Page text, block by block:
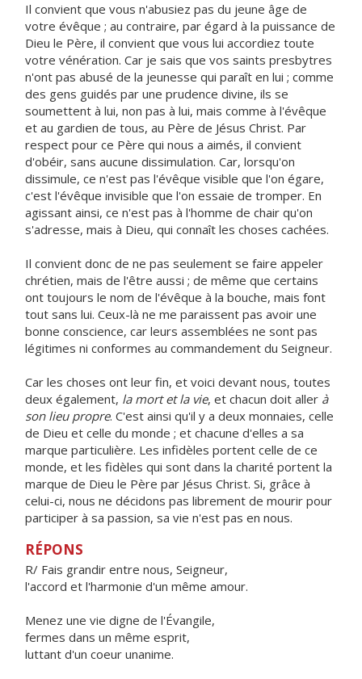
Il convient que vous n'abusiez pas du jeune âge de
votre évêque ; au contraire, par égard à la puissance de
Dieu le Père, il convient que vous lui accordiez toute
votre vénération. Car je sais que vos saints presbytres
n'ont pas abusé de la jeunesse qui paraît en lui ; comme
des gens guidés par une prudence divine, ils se
soumettent à lui, non pas à lui, mais comme à l'évêque
et au gardien de tous, au Père de Jésus Christ. Par
respect pour ce Père qui nous a aimés, il convient
d'obéir, sans aucune dissimulation. Car, lorsqu'on
dissimule, ce n'est pas l'évêque visible que l'on égare,
c'est l'évêque invisible que l'on essaie de tromper. En
agissant ainsi, ce n'est pas à l'homme de chair qu'on
s'adresse, mais à Dieu, qui connaît les choses cachées.
Il convient donc de ne pas seulement se faire appeler
chrétien, mais de l'être aussi ; de même que certains
ont toujours le nom de l'évêque à la bouche, mais font
tout sans lui. Ceux-là ne me paraissent pas avoir une
bonne conscience, car leurs assemblées ne sont pas
légitimes ni conformes au commandement du Seigneur.
Car les choses ont leur fin, et voici devant nous, toutes
deux également, la mort et la vie, et chacun doit aller à
son lieu propre. C'est ainsi qu'il y a deux monnaies, celle
de Dieu et celle du monde ; et chacune d'elles a sa
marque particulière. Les infidèles portent celle de ce
monde, et les fidèles qui sont dans la charité portent la
marque de Dieu le Père par Jésus Christ. Si, grâce à
celui-ci, nous ne décidons pas librement de mourir pour
participer à sa passion, sa vie n'est pas en nous.
RÉPONS
R/ Fais grandir entre nous, Seigneur,
l'accord et l'harmonie d'un même amour.
Menez une vie digne de l'Évangile,
fermes dans un même esprit,
luttant d'un coeur unanime.